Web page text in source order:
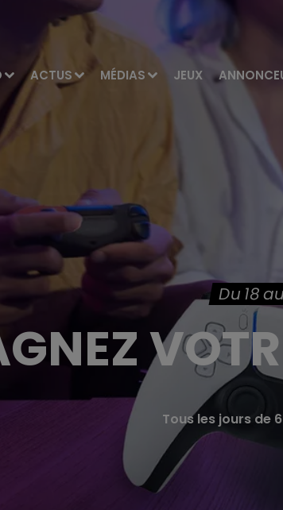
ACTUS MÉDIAS JEUX
Du 18
Tous les jours de